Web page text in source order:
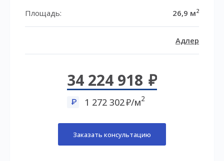
Площадь: 26,9 м2
Адлер
34 224 918
1 272 302 /м2
Заказать консультацию